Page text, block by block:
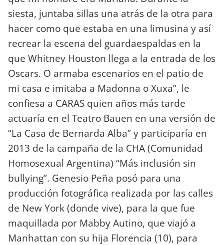
siesta, juntaba sillas una atrás de la otra para
hacer como que estaba en una limusina y así
recrear la escena del guardaespaldas en la
que Whitney Houston llega a la entrada de los
Oscars. O armaba escenarios en el patio de
mi casa e imitaba a Madonna o Xuxa”, le
confiesa a CARAS quien años más tarde
actuaría en el Teatro Bauen en una versión de
“La Casa de Bernarda Alba” y participaría en
2013 de la campaña de la CHA (Comunidad
Homosexual Argentina) “Más inclusión sin
bullying”. Genesio Peña posó para una
producción fotográfica realizada por las calles
de New York (donde vive), para la que fue
maquillada por Mabby Autino, que viajó a
Manhattan con su hija Florencia (10), para